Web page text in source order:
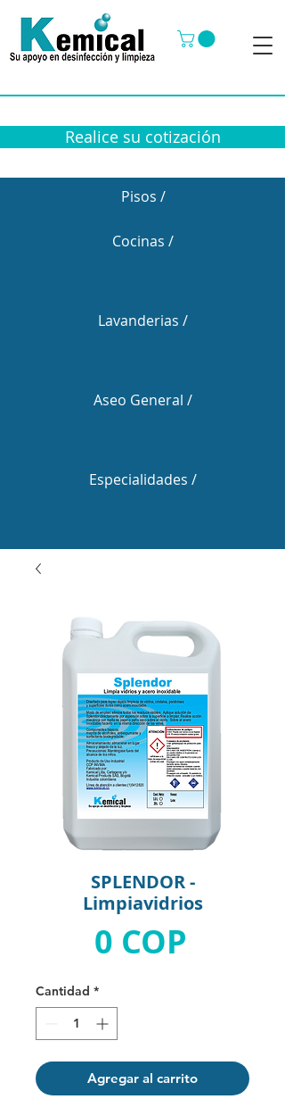
Realice su cotización
Pisos /
Cocinas /
Lavanderias /
Aseo General /
Especialidades /
SPLENDOR -
Limpiavidrios
0 COP
Cantidad *
Agregar al carrito